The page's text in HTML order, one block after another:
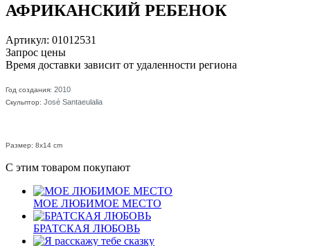
АФРИКАНСКИЙ РЕБЕНОК
Артикул: 01012531
Запрос цены
Время доставки зависит от удаленности региона
Год создания: 2010
Скульптор: José Santaeulalia
Размер: 8x14 cm
С этим товаром покупают
МОЕ ЛЮБИМОЕ МЕСТО
БРАТСКАЯ ЛЮБОВЬ